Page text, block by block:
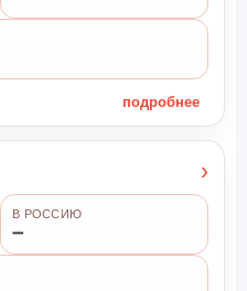
подробнее
›
В РОССИЮ
➖